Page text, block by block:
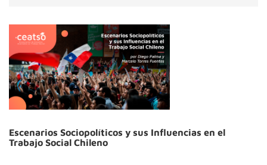
Escenarios Sociopolíticos y sus Influencias en el
Trabajo Social Chileno